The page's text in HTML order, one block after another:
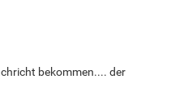
bekommen.... der